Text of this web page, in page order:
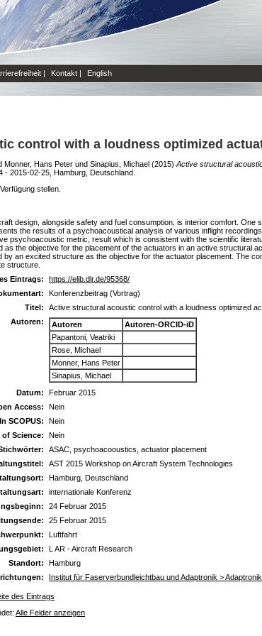
| Kontakt | English
control with a loudness optimized
Monner, Hans Peter und Sinapius, Michael (2015) Active structural
2015-02-25, Hamburg, Deutschland.
stellen.
design, alongside safety and fuel consumption, is interior comfort.
the results of a psychoacoustical analysis of various inflight
psychoacoustic metric, result which is consistent with the scientific
the objective for the placement of the actuators in an active structural
by an excited structure as the objective for the actuator placement. The
structure.
Eintrags:
https://elib.dlr.de/95368/
Konferenzbeitrag (Vortrag)
Titel:
Active structural acoustic control with a loudness optimized
Autoren:
Autoren
Autoren-ORCID-iD
Papantoni, Veatriki
Rose, Michael
Monner, Hans Peter
Sinapius, Michael
Datum:
Februar 2015
Access:
Nein
In SCOPUS:
Nein
of Science:
Nein
ASAC, psychoacooustics, actuator placement
AST 2015 Workshop on Aircraft System Technologies
Hamburg, Deutschland
internationale Konferenz
24 Februar 2015
25 Februar 2015
Luftfahrt
L AR - Aircraft Research
Standort:
Hamburg
Institut für Faserverbundleichtbau und Adaptronik > Adaptronik
des Eintrags
Alle Felder anzeigen